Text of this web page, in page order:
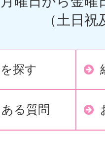
（土日
探す
る質問